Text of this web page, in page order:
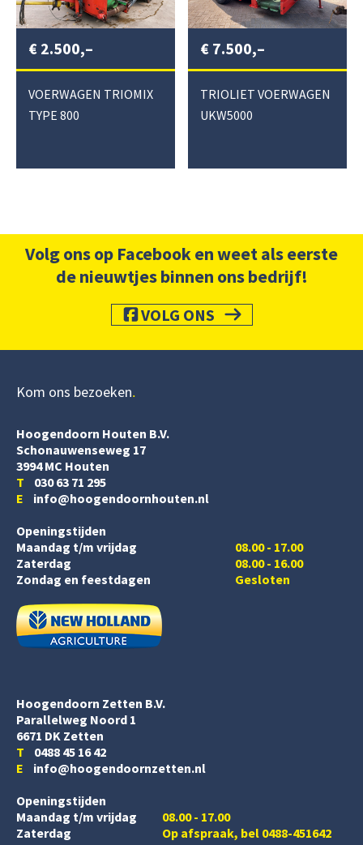
€ 2.500,–
VOERWAGEN TRIOMIX
TYPE 800
€ 7.500,–
TRIOLIET VOERWAGEN
UKW5000
Volg ons op Facebook en weet als eerste
de nieuwtjes binnen ons bedrijf!
VOLG ONS
Kom ons bezoeken
Hoogendoorn Houten B.V.
Schonauwenseweg 17
3994 MC Houten
T 030 63 71 295
E info@hoogendoornhouten.nl
Openingstijden
Maandag t/m vrijdag
Zaterdag
08.00 - 17.00
08.00 - 16.00
Zondag en feestdagen
Gesloten
Hoogendoorn Zetten B.V.
Parallelweg Noord 1
6671 DK Zetten
T 0488 45 16 42
E info@hoogendoornzetten.nl
Openingstijden
Maandag t/m vrijdag
08.00 - 17.00
Zaterdag
Op afspraak, bel 0488-451642